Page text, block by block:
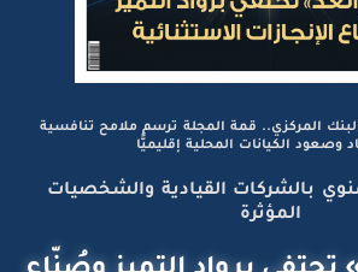
المركزي.. قمة المجلة ترسم ملامح تنافسية
وصعود الكيانات المحلية إقليميًّا
بالشركات القيادية والشخصيات
المؤثرة